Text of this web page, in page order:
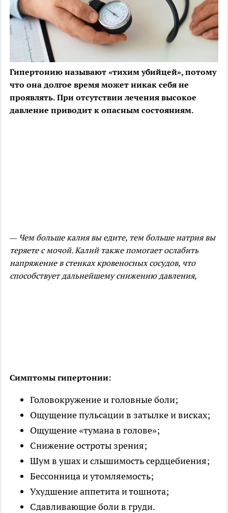
Гипертонию называют «тихим убийцей», потому
что она долгое время может никак себя не
проявлять. При отсутствии лечения высокое
давление приводит к опасным состояниям.
— Чем больше калия вы едите, тем больше натрия вы
теряете с мочой. Калий также помогает ослабить
напряжение в стенках кровеносных сосудов, что
способствует дальнейшему снижению давления,
Симптомы гипертонии:
Головокружение и головные боли;
Ощущение пульсации в затылке и висках;
Ощущение «тумана в голове»;
Снижение остроты зрения;
Шум в ушах и слышимость сердцебиения;
Бессонница и утомляемость;
Ухудшение аппетита и тошнота;
Сдавливающие боли в груди.